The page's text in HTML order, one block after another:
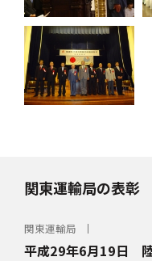
関東運輸局の表彰
関東運輸局
平成29年6月19日